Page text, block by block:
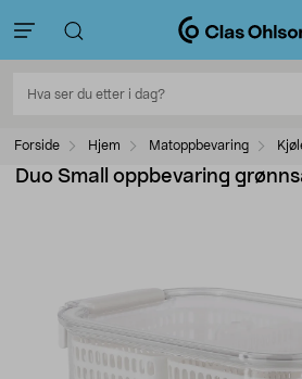
Forside Hjem Matoppbevaring
Duo Small oppbevaring